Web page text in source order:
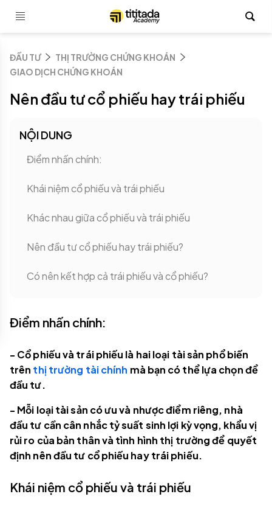
ĐẦU TƯ
THỊ TRƯỜNG CHỨNG KHOÁN
GIAO DỊCH CHỨNG KHOÁN
Nên đầu tư cổ phiếu hay trái phiếu
NỘI DUNG
Điểm nhấn chính:
Khái niệm cổ phiếu và trái phiếu
Khác nhau giữa cổ phiếu và trái phiếu
Nên đầu tư cổ phiếu hay trái phiếu?
Có nên kết hợp cả trái phiếu và cổ phiếu?
Điểm nhấn chính:
- Cổ phiếu và trái phiếu là hai loại tài sản phổ biến
trên thị trường tài chính mà bạn có thể lựa chọn để
đầu tư.
- Mỗi loại tài sản có ưu và nhược điểm riêng, nhà
đầu tư cần cân nhắc tỷ suất sinh lợi kỳ vọng, khẩu vị
rủi ro của bản thân và tình hình thị trường để quyết
định nên đầu tư cổ phiếu hay trái phiếu.
Khái niệm cổ phiếu và trái phiếu